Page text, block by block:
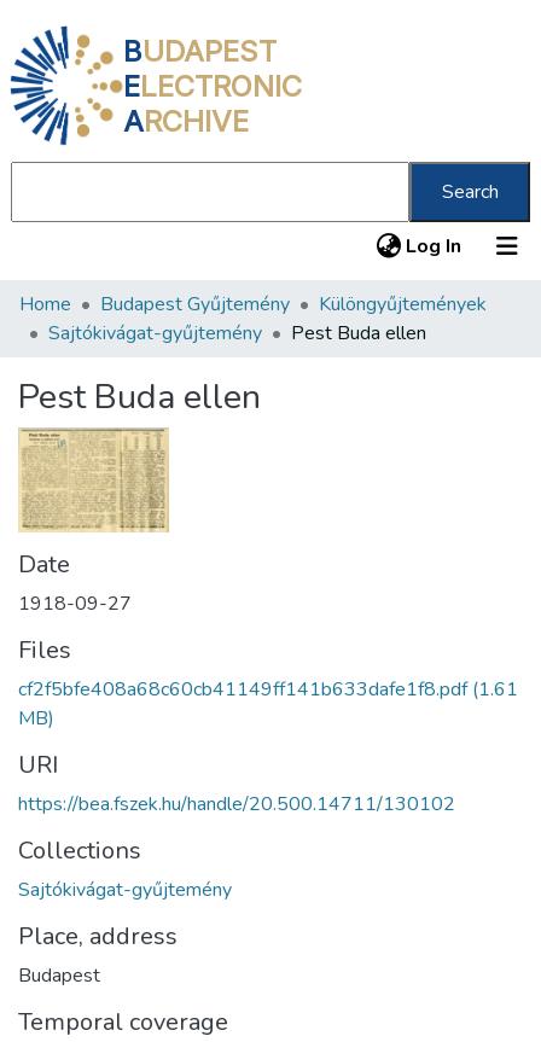
BUDAPEST
ELECTRONIC
ARCHIVE
Search
Log In (current)
Communities & Collections
Statistics
About us
Home Budapest Gyűjtemény
Különgyűjtemények
Sajtókivágat-gyűjtemény
Pest Buda ellen
Pest Buda ellen
Date
1918-09-27
Files
cf2f5bfe408a68c60cb41149ff141b633dafe1f8.pdf(1.61
MB)
URI
https://bea.fszek.hu/handle/20.500.14711/130102
Collections
Sajtókivágat-gyűjtemény
Place, address
Budapest
Temporal coverage